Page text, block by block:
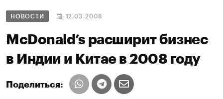
НОВОСТИ 12.03.2008
McDonald’s расширит бизнес
в Индии и Китае в 2008 году
Поделиться: